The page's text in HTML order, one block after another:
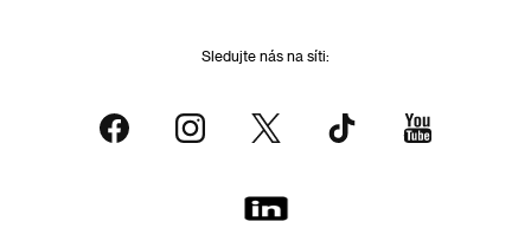
Sledujte nás na síti: